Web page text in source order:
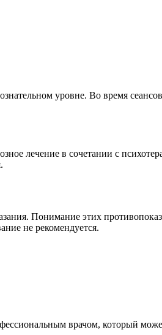
уровне. Во время
лечение в сочетании с
Понимание этих
не рекомендуется.
врачом, который